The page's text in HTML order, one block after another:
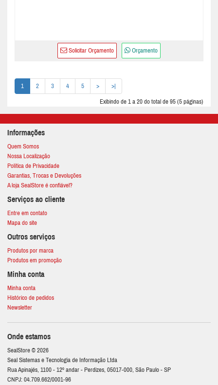
Solicitar Orçamento Orçamento
1 2 3 4 5 > >|
Exibindo de 1 a 20 do total de 95 (5 páginas)
Informações
Quem Somos
Nossa Localização
Política de Privacidade
Garantias, Trocas e Devoluções
A loja SealStore é confiável?
Serviços ao cliente
Entre em contato
Mapa do site
Outros serviços
Produtos por marca
Produtos em promoção
Minha conta
Minha conta
Histórico de pedidos
Newsletter
Onde estamos
SealStore © 2026
Seal Sistemas e Tecnologia de Informação Ltda
Rua Apinajés, 1100 - 12º andar - Perdizes, 05017-000, São Paulo - SP
CNPJ: 04.709.662/0001-96